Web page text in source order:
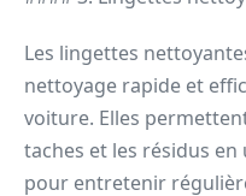
Les lingettes
nettoyage rapide et
voiture. Elles
taches et les résidus en
pour entretenir